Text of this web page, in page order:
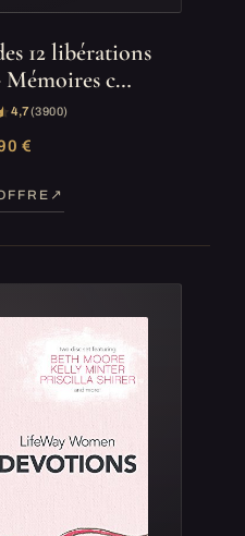
12 libérations
Mémoires c…
4,7(3 900)
€